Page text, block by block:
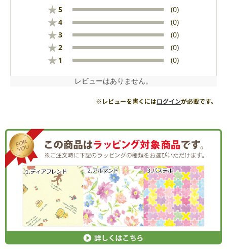
★5 (0)
★4 (0)
★3 (0)
★2 (0)
★ 1 (0)
レビューはありません。
※レビューを書くにはログインが必要です。